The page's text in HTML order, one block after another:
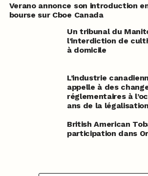
Verano annonce son introduction
bourse sur Cboe Canada
Un tribunal du
l’interdiction de
à domicile
L’industrie
appelle à des
réglementaires à
ans de la légalisation
British American
participation dans